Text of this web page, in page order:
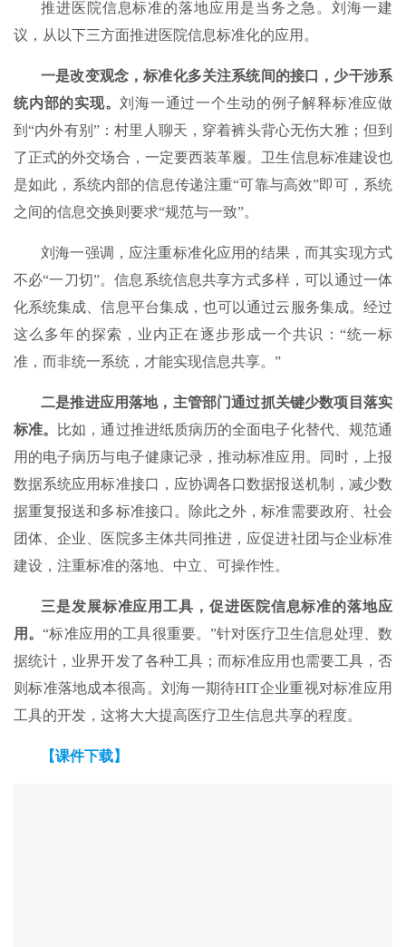
推进医院信息标准的落地应用是当务之急。刘海一建
议，从以下三方面推进医院信息标准化的应用。
一是改变观念，标准化多关注系统间的接口，少干涉系
统内部的实现。刘海一通过一个生动的例子解释标准应做
到“内外有别”：村里人聊天，穿着裤头背心无伤大雅；但到
了正式的外交场合，一定要西装革履。卫生信息标准建设也
是如此，系统内部的信息传递注重“可靠与高效”即可，系统
之间的信息交换则要求“规范与一致”。
刘海一强调，应注重标准化应用的结果，而其实现方式
不必“一刀切”。信息系统信息共享方式多样，可以通过一体
化系统集成、信息平台集成，也可以通过云服务集成。经过
这么多年的探索，业内正在逐步形成一个共识：“统一标
准，而非统一系统，才能实现信息共享。”
二是推进应用落地，主管部门通过抓关键少数项目落实
标准。
比如，通过推进纸质病历的全面电子化替代、规范通
用的电子病历与电子健康记录，推动标准应用。同时，上报
数据系统应用标准接口，应协调各口数据报送机制，减少数
据重复报送和多标准接口。除此之外，标准需要政府、社会
团体、企业、医院多主体共同推进，应促进社团与企业标准
建设，注重标准的落地、中立、可操作性。
三是发展标准应用工具，促进医院信息标准的落地应
用。“标准应用的工具很重要。”针对医疗卫生信息处理、数
据统计，业界开发了各种工具；而标准应用也需要工具，否
则标准落地成本很高。刘海一期待HIT企业重视对标准应用
工具的开发，这将大大提高医疗卫生信息共享的程度。
【课件下载】